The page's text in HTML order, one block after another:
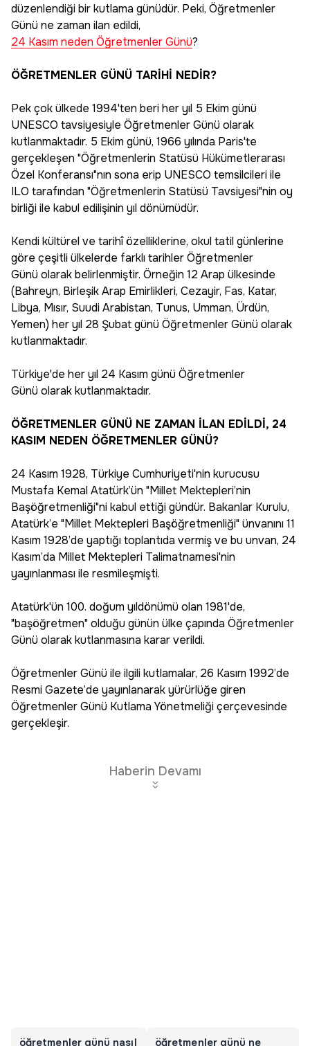
düzenlendiği bir kutlama günüdür. Peki, Öğretmenler
Günü ne zaman ilan edildi,
24 Kasım neden Öğretmenler Günü?
ÖĞRETMENLER GÜNÜ TARİHİ NEDİR?
Pek çok ülkede 1994'ten beri her yıl 5 Ekim günü
UNESCO tavsiyesiyle Öğretmenler Günü olarak
kutlanmaktadır. 5 Ekim günü, 1966 yılında Paris'te
gerçekleşen "Öğretmenlerin Statüsü Hükümetlerarası
Özel Konferansı"nın sona erip UNESCO temsilcileri ile
ILO tarafından "Öğretmenlerin Statüsü Tavsiyesi"nin oy
birliği ile kabul edilişinin yıl dönümüdür.
Kendi kültürel ve tarihî özelliklerine, okul tatil günlerine
göre çeşitli ülkelerde farklı tarihler Öğretmenler
Günü olarak belirlenmiştir. Örneğin 12 Arap ülkesinde
(Bahreyn, Birleşik Arap Emirlikleri, Cezayir, Fas, Katar,
Libya, Mısır, Suudi Arabistan, Tunus, Umman, Ürdün,
Yemen) her yıl 28 Şubat günü Öğretmenler Günü olarak
kutlanmaktadır.
Türkiye'de her yıl 24 Kasım günü Öğretmenler
Günü olarak kutlanmaktadır.
ÖĞRETMENLER GÜNÜ NE ZAMAN İLAN EDİLDİ, 24
KASIM NEDEN ÖĞRETMENLER GÜNÜ?
24 Kasım 1928, Türkiye Cumhuriyeti'nin kurucusu
Mustafa Kemal Atatürk’ün "Millet Mektepleri’nin
Başöğretmenliği"ni kabul ettiği gündür. Bakanlar Kurulu,
Atatürk’e "Millet Mektepleri Başöğretmenliği" ünvanını 11
Kasım 1928’de yaptığı toplantıda vermiş ve bu unvan, 24
Kasım’da Millet Mektepleri Talimatnamesi'nin
yayınlanması ile resmileşmişti.
Atatürk'ün 100. doğum yıldönümü olan 1981'de,
"başöğretmen" olduğu günün ülke çapında Öğretmenler
Günü olarak kutlanmasına karar verildi.
Öğretmenler Günü ile ilgili kutlamalar, 26 Kasım 1992’de
Resmi Gazete’de yayınlanarak yürürlüğe giren
Öğretmenler Günü Kutlama Yönetmeliği çerçevesinde
gerçekleşir.
Haberin Devamı
öğretmenler günü nasıl öğretmenler günü ne